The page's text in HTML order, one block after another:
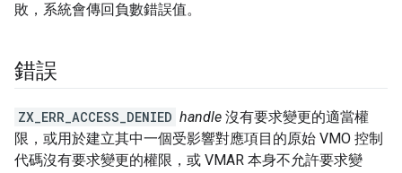
敗，系統會傳回負數錯誤值。
錯誤
ZX_ERR_ACCESS_DENIED handle 沒有要求變更的適當權
限，或用於建立其中一個受影響對應項目的原始 VMO 控制
代碼沒有要求變更的權限，或 VMAR 本身不允許要求變